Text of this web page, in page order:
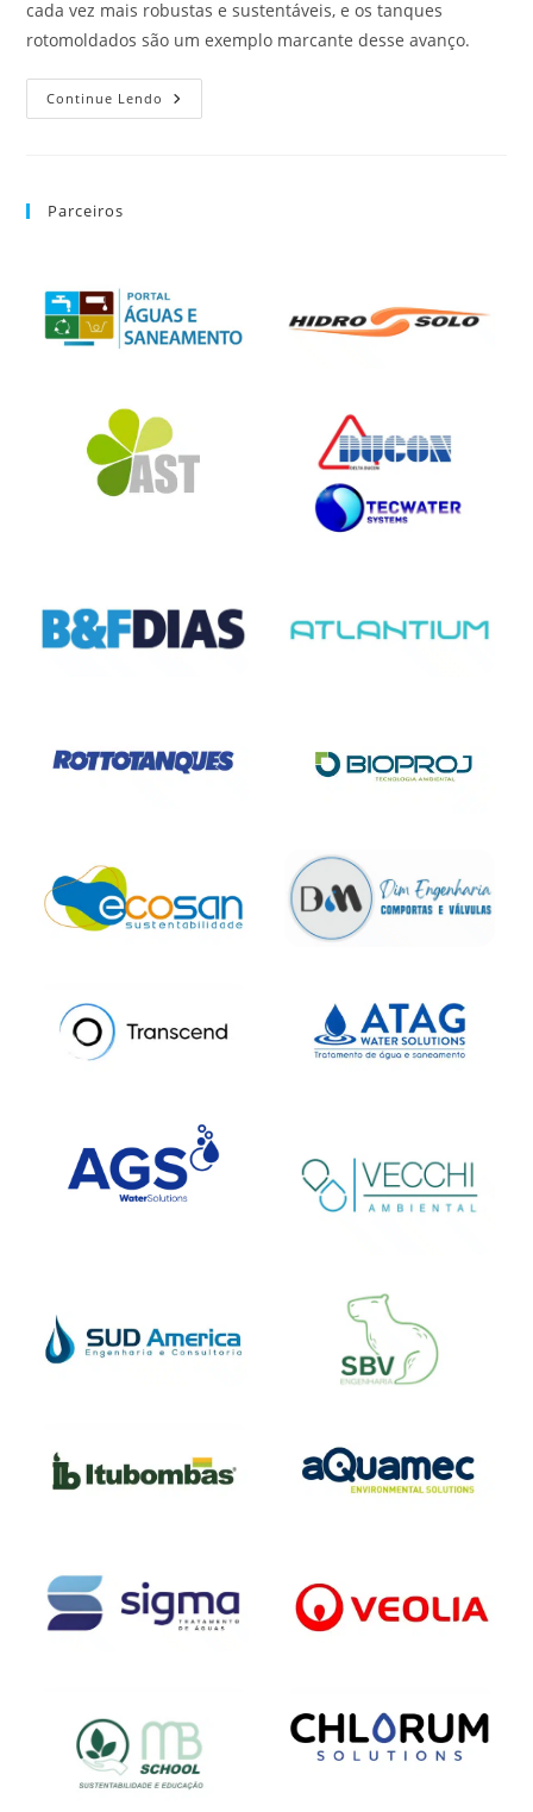
cada vez mais robustas e sustentáveis, e os tanques
rotomoldados são um exemplo marcante desse avanço.
Continue Lendo
Parceiros